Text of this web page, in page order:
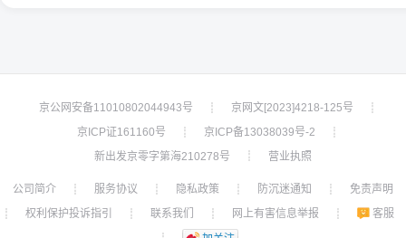
京公网安备11010802044943号 ┊ 京网文[2023]4218-125号
┊
京ICP证161160号
┊ 京ICP备13038039号-2
┊
新出发京零字第海210278号
┊ 营业执照
公司简介 ┊ 服务协议 ┊ 隐私政策 ┊ 防沉迷通知 ┊
免责声明
┊
权利保护投诉指引 ┊ 联系我们 ┊ 网上有害信息举报 ┊
客服